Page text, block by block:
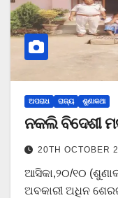
ଅପରାଧ ରାଜ୍ୟ ଶୁଣାକଥା
ନକଲି ବିଦେଶୀ
20TH OCTOBER
ଆସିକା,୨୦/୧୦
ଅବକାରୀ ଅଧିନ